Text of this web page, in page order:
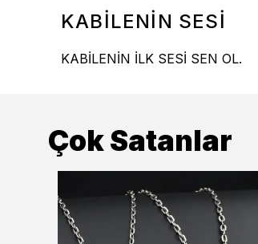
KABİLENİN SESİ
KABİLENİN İLK SESİ SEN OL.
Çok Satanlar